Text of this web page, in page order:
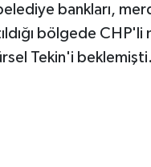
bankları,
bölgede
Tekin'i beklemişti.